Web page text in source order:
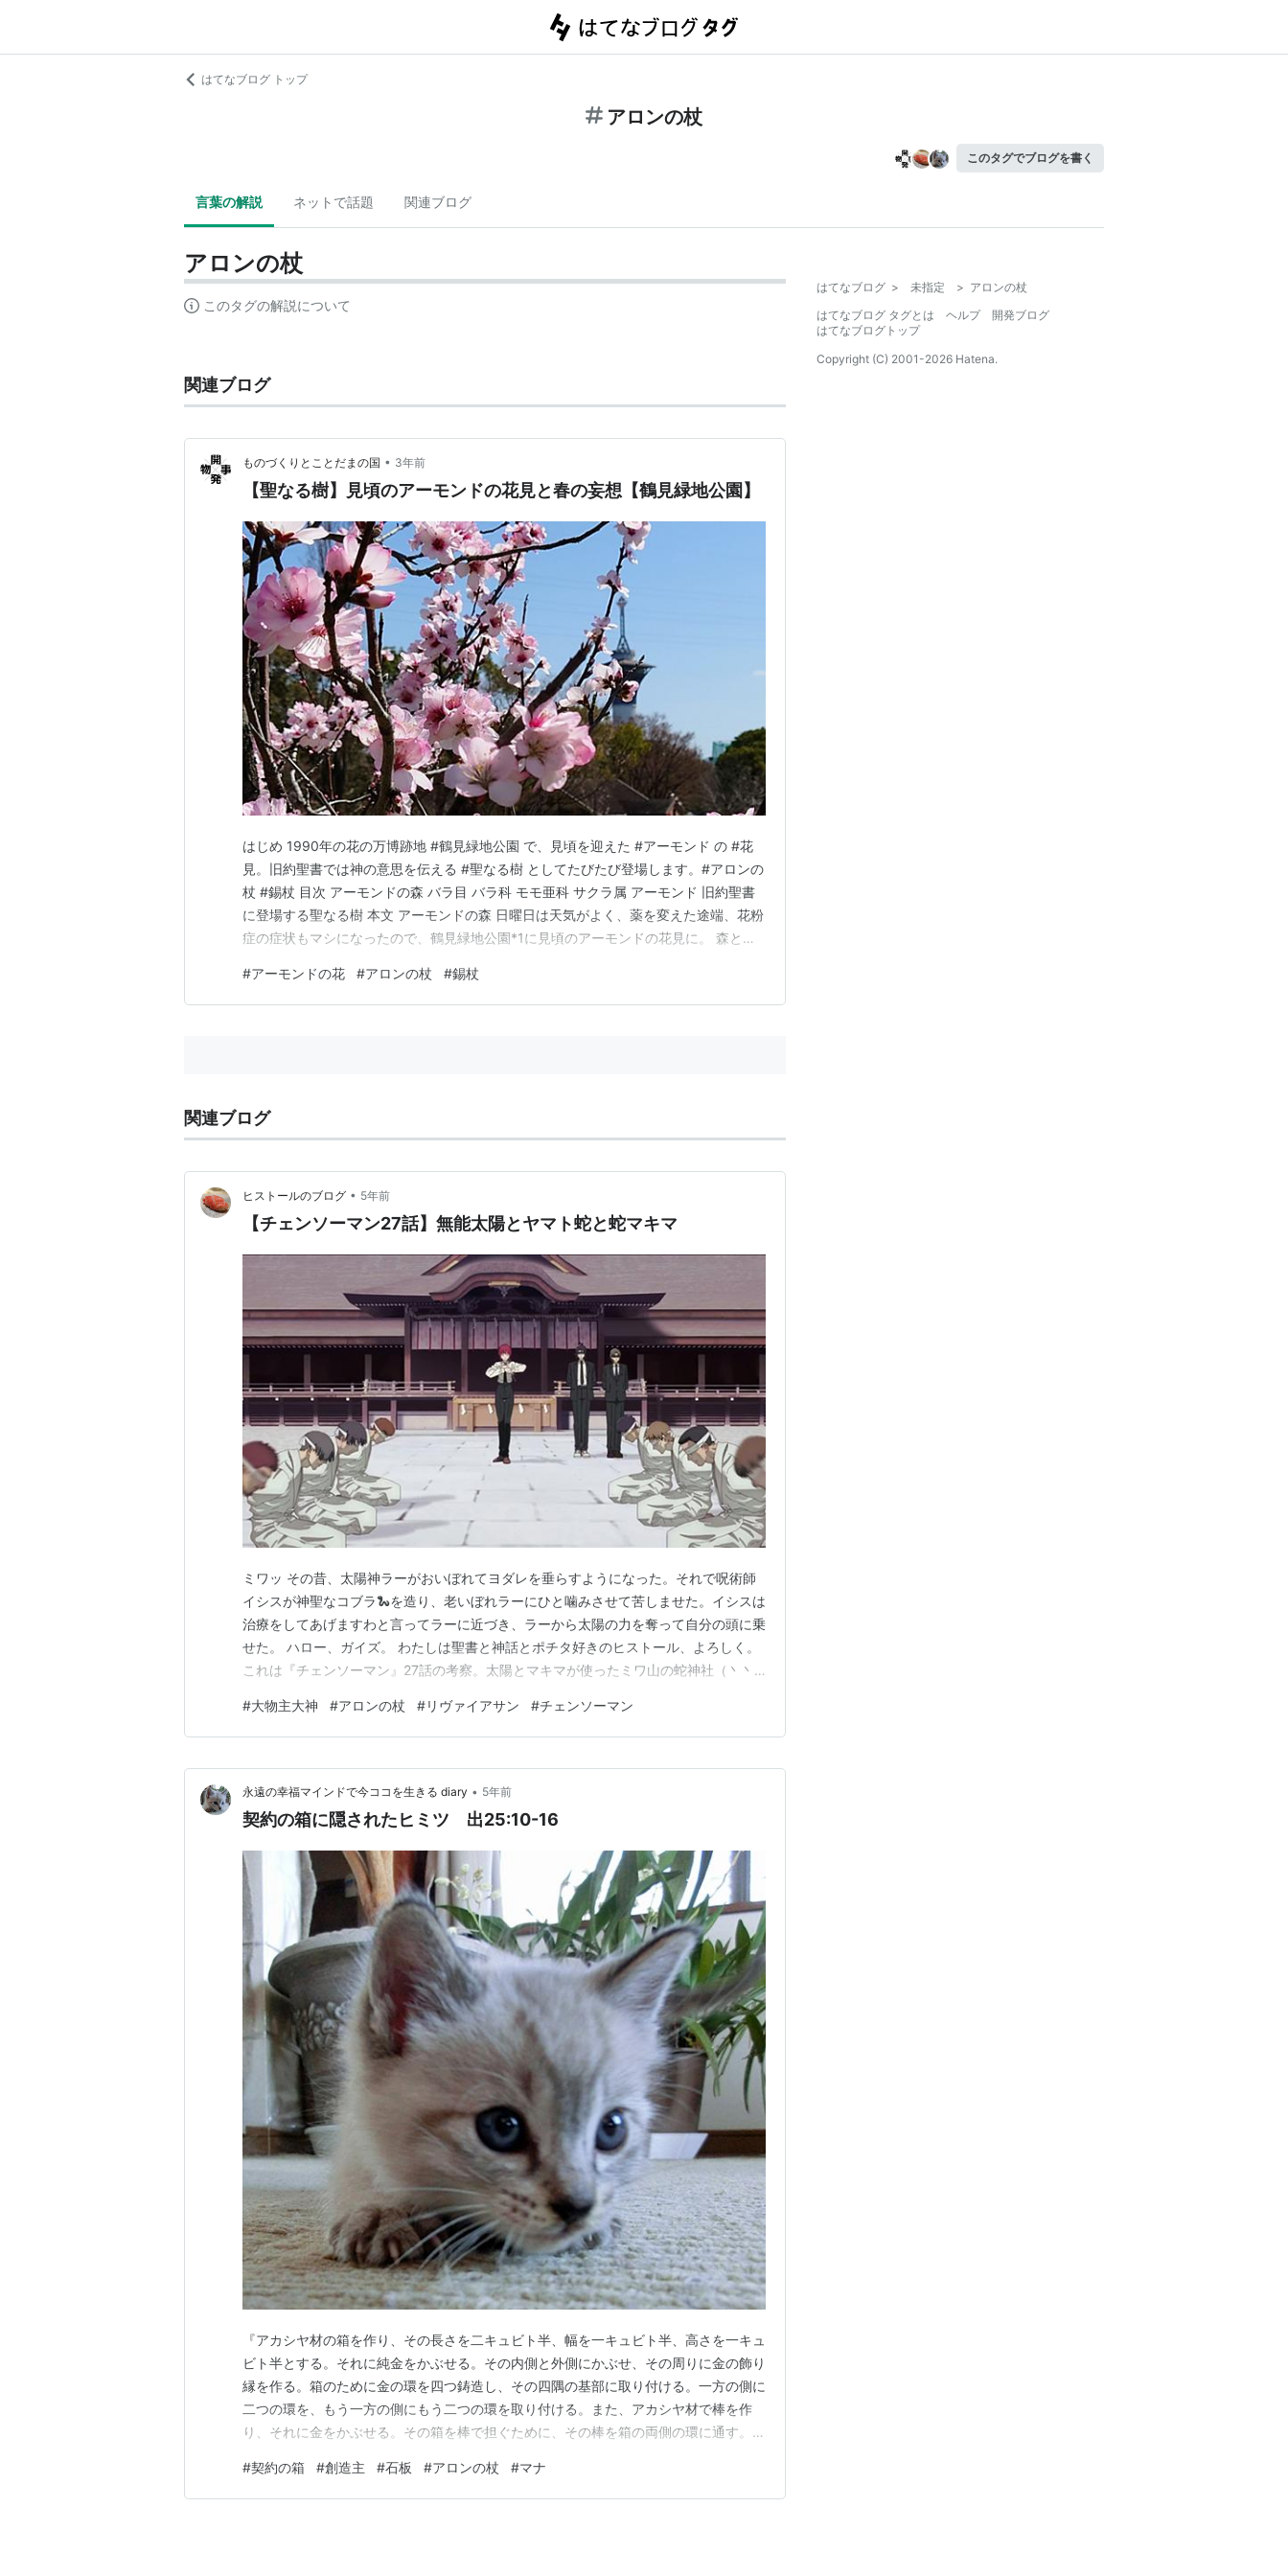
はてなブログ トップ
アロンの杖
このタグでブログを書く
言葉の解説 ネットで話題 関連ブログ
アロンの杖
このタグの解説について
関連ブログ
ものづくりとことだまの国 • 3年前
【聖なる樹】見頃のアーモンドの花見と春の妄想【鶴見緑地公園】
はじめ 1990年の花の万博跡地 #鶴見緑地公園 で、見頃を迎えた #アーモンド の #花
見。旧約聖書では神の意思を伝える #聖なる樹 としてたびたび登場します。#アロンの
杖 #錫杖 目次 アーモンドの森 バラ目 バラ科 モモ亜科 サクラ属 アーモンド 旧約聖書
に登場する聖なる樹 本文 アーモンドの森 日曜日は天気がよく、薬を変えた途端、花粉
症の症状もマシになったので、鶴見緑地公園*1に見頃のアーモンドの花見に。 森と言
ーモンドの森 公園サイトでは「五分咲き」と告知されてましたが、陽気で一気に咲い
て「七〜八分咲き」と…
#アーモンドの花 #アロンの杖 #錫杖
関連ブログ
ヒストールのブログ • 5年前
【チェンソーマン27話】無能太陽とヤマト蛇と蛇マキマ
ミワッ その昔、太陽神ラーがおいぼれてヨダレを垂らすようになった。それで呪術師
イシスが神聖なコブラ🐍を造り、老いぼれラーにひと噛みさせて苦しませた。イシスは
治療をしてあげますわと言ってラーに近づき、ラーから太陽の力を奪って自分の頭に乗
せた。 ハロー、ガイズ。 わたしは聖書と神話とポチタ好きのヒストール、よろしく。
これは『チェンソーマン』27話の考察。太陽とマキマが使ったミワ山の蛇神社（丶丶
なかなか難しい。 標高が高い神社 27話の「京都から」に出てくる【できるだけ標高が
高い神社】は、奈良の三輪山の大神神社（おおみわ…
#大物主大神 #アロンの杖 #リヴァイアサン #チェンソーマン
永遠の幸福マインドで今ココを生きる diary • 5年前
契約の箱に隠されたヒミツ 出25:10-16
『アカシヤ材の箱を作り、その長さを二キュビト半、幅を一キュビト半、高さを一キュ
ビト半とする。それに純金をかぶせる。その内側と外側にかぶせ、その周りに金の飾り
縁を作る。箱のために金の環を四つ鋳造し、その四隅の基部に取り付ける。一方の側に
二つの環を、もう一方の側にもう二つの環を取り付ける。また、アカシヤ材で棒を作
り、それに金をかぶせる。その箱を棒で担ぐために、その棒を箱の両側の環に通す。そ
さとしの板を納める。（出25:10-16新改訳2017）』 長さの単位は、キュビトは肘から
指先までの長さを用いていて、体格によって個人…
#契約の箱 #創造主 #石板 #アロンの杖 #マナ
はてなブログ > 未指定 > アロンの杖
はてなブログ タグとは
ヘルプ
開発ブログ
はてなブログトップ
Copyright (C) 2001-2026 Hatena.